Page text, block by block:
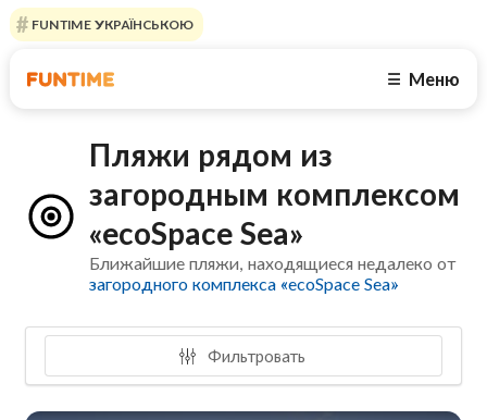
FUNTIME УКРАЇНСЬКОЮ
☰ Меню
Пляжи рядом из
загородным комплексом
«ecoSpace Sea»
Ближайшие пляжи, находящиеся недалеко от
загородного комплекса «ecoSpace Sea»
Фильтровать